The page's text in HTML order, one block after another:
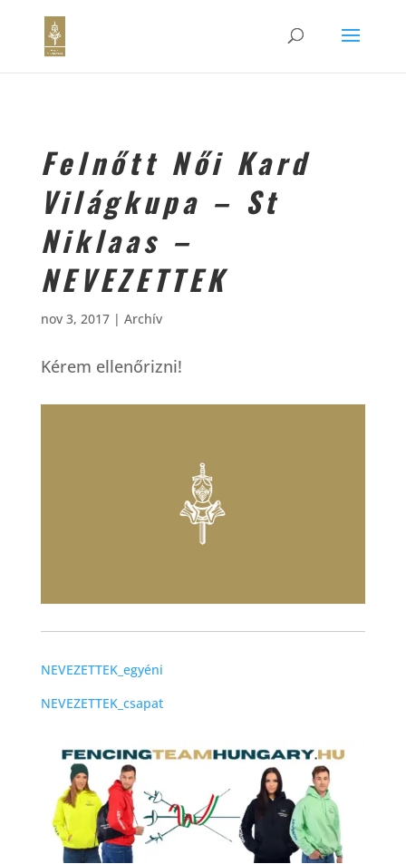
Felnőtt Női Kard
Világkupa – St
Niklaas –
NEVEZETTEK
nov 3, 2017| Archív
Kérem ellenőrizni!
NEVEZETTEK_egyéni
NEVEZETTEK_csapat